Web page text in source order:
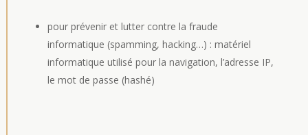
pour prévenir et lutter contre la fraude
informatique (spamming, hacking…) : matériel
informatique utilisé pour la navigation, l’adresse IP,
le mot de passe (hashé)